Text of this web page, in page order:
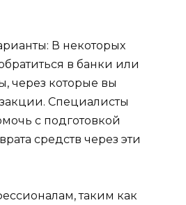
В некоторых
в банки или
через которые вы
Специалисты
с подготовкой
средств через эти
таким как